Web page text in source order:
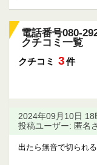
電話番号080-
クチコミ一覧
クチコミ 3件
2024年09月10日 18
投稿ユーザー: 匿名
出たら無音で切られる